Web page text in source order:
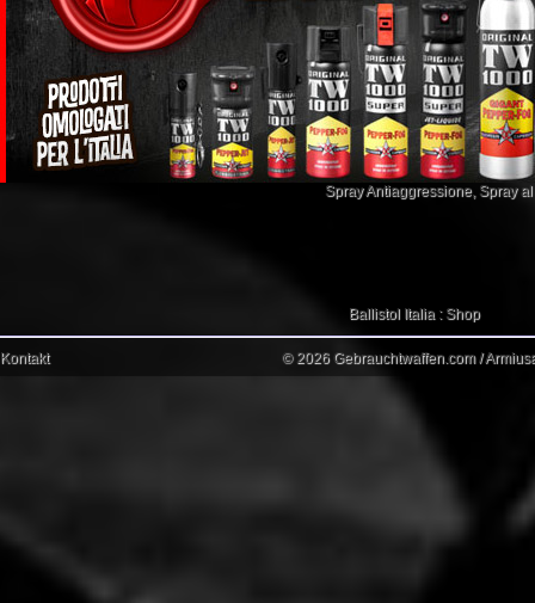
Spray Antiaggressione, Spray
Ballistol Italia : Shop
Kontakt © 2026 Gebrauchtwaffen.com /